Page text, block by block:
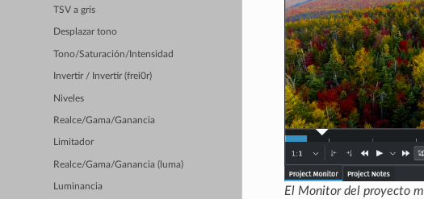
TSV a gris
Desplazar tono
Tono/Saturación/Intensidad
Invertir / Invertir (frei0r)
Niveles
Realce/Gama/Ganancia
Limitador
Realce/Gama/Ganancia (luma)
Luminancia El Monitor del proyecto